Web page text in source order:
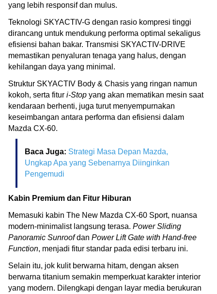
yang lebih responsif dan mulus.
Teknologi SKYACTIV-G dengan rasio kompresi tinggi
dirancang untuk mendukung performa optimal sekaligus
efisiensi bahan bakar. Transmisi SKYACTIV-DRIVE
memastikan penyaluran tenaga yang halus, dengan
kehilangan daya yang minimal.
Struktur SKYACTIV Body & Chasis yang ringan namun
kokoh, serta fitur i-Stop yang akan mematikan mesin saat
kendaraan berhenti, juga turut menyempurnakan
keseimbangan antara performa dan efisiensi dalam
Mazda CX-60.
Baca Juga: Strategi Masa Depan Mazda,
Ungkap Apa yang Sebenarnya Diinginkan
Pengemudi
Kabin Premium dan Fitur Hiburan
Memasuki kabin The New Mazda CX-60 Sport, nuansa
modern-minimalist langsung terasa. Power Sliding
Panoramic Sunroofdan Power Lift Gate with Hand-free
Function, menjadi fitur standar pada edisi terbaru ini.
Selain itu, jok kulit berwarna hitam, dengan aksen
berwarna titanium semakin memperkuat karakter interior
yang modern. Dilengkapi dengan layar media berukuran